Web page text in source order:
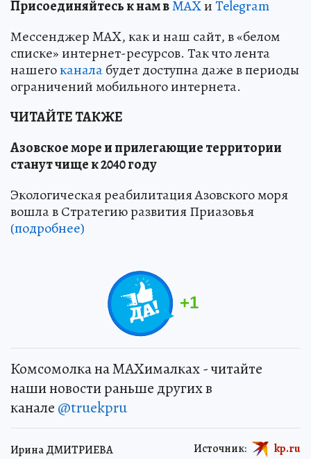
Присоединяйтесь к нам вMAXиTelegram
Мессенджер MAX, как и наш сайт, в «белом
списке» интернет-ресурсов. Так что лента
нашегоканалабудет доступна даже в периоды
ограничений мобильного интернета.
ЧИТАЙТЕ ТАКЖЕ
Азовское море и прилегающие территории
станут чище к 2040 году
Экологическая реабилитация Азовского моря
вошла в Стратегию развития Приазовья
(подробнее)
+1
Комсомолка на MAXималках - читайте
наши новости раньше других в
канале @truekpru
Ирина ДМИТРИЕВА Источник: kp.ru